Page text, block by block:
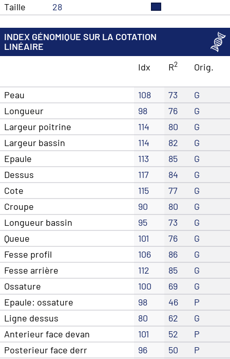
Taille
28
INDEX GÉNOMIQUE SUR LA COTATION
LINÉAIRE
Idx
R2 Orig.
Peau 108 73
G
Longueur
98 76
G
Largeur poitrine
114 80
G
Largeur bassin
114 82
G
Epaule
113 85
G
Dessus
117 84
G
Cote
115 77
G
Croupe
90 80
G
Longueur bassin
95 73
G
Queue
101 76
G
Fesse profil
106 86
G
Fesse arrière
112 85
G
Ossature
100 69
G
Epaule: ossature
98 46
P
Ligne dessus
80 62
G
Anterieur face devan
101 52
P
Posterieur face derr
96 50
P